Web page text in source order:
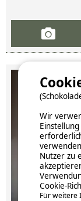
Wir
Nutzer zu
Cookie-
Für weitere